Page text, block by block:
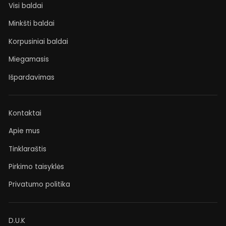
Visi baldai
Minkšti baldai
Korpusiniai baldai
Miegamasis
Išpardavimas
Kontaktai
Apie mus
Tinklaraštis
Pirkimo taisyklės
Privatumo politika
D.U.K